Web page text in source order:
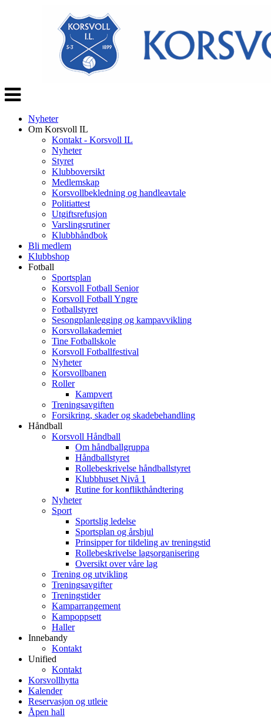
Veksle
navigasjon
Nyheter
Om Korsvoll IL
Kontakt - Korsvoll IL
Nyheter
Styret
Klubboversikt
Medlemskap
Korsvollbekledning og handleavtale
Politiattest
Utgiftsrefusjon
Varslingsrutiner
Klubbhåndbok
Bli medlem
Klubbshop
Fotball
Sportsplan
Korsvoll Fotball Senior
Korsvoll Fotball Yngre
Fotballstyret
Sesongplanlegging og kampavvikling
Korsvollakademiet
Tine Fotballskole
Korsvoll Fotballfestival
Nyheter
Korsvollbanen
Roller
Kampvert
Treningsavgiften
Forsikring, skader og skadebehandling
Håndball
Korsvoll Håndball
Om håndballgruppa
Håndballstyret
Rollebeskrivelse håndballstyret
Klubbhuset Nivå 1
Rutine for konflikthåndtering
Nyheter
Sport
Sportslig ledelse
Sportsplan og årshjul
Prinsipper for tildeling av treningstid
Rollebeskrivelse lagsorganisering
Oversikt over våre lag
Trening og utvikling
Treningsavgifter
Treningstider
Kamparrangement
Kampoppsett
Haller
Innebandy
Kontakt
Unified
Kontakt
Korsvollhytta
Kalender
Reservasjon og utleie
Åpen hall